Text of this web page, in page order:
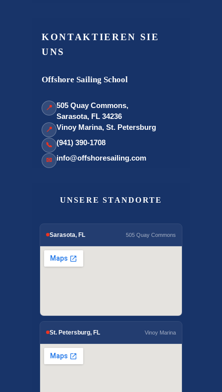
KONTAKTIEREN SIE
UNS
Offshore Sailing School
📍 505 Quay Commons,
Sarasota, FL 34236
📍 Vinoy Marina, St. Petersburg
📞 (941) 390-1708
✉ info@offshoresailing.com
UNSERE STANDORTE
Sarasota, FL 505 Quay Commons
St. Petersburg, FL Vinoy Marina